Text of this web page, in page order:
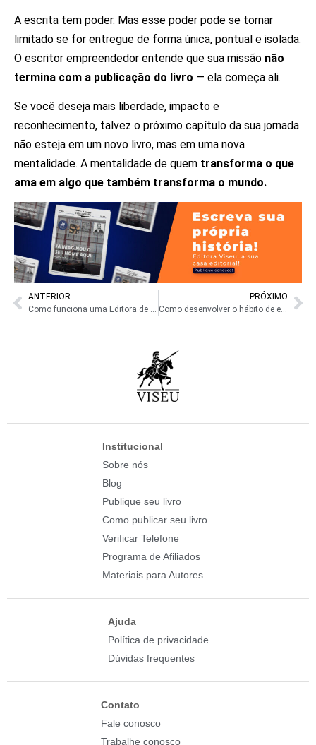
A escrita tem poder. Mas esse poder pode se tornar
limitado se for entregue de forma única, pontual e isolada.
O escritor empreendedor entende que sua missão não
termina com a publicação do livro — ela começa ali.
Se você deseja mais liberdade, impacto e
reconhecimento, talvez o próximo capítulo da sua jornada
não esteja em um novo livro, mas em uma nova
mentalidade. A mentalidade de quem transforma o que
ama em algo que também transforma o mundo.
ANTERIOR
Como funciona uma Editora de Livros no Brasil?
PRÓXIMO
Como desenvolver o hábito de escrever diariamente.
Institucional
Sobre nós
Blog
Publique seu livro
Como publicar seu livro
Verificar Telefone
Programa de Afiliados
Materiais para Autores
Ajuda
Política de privacidade
Dúvidas frequentes
Contato
Fale conosco
Trabalhe conosco